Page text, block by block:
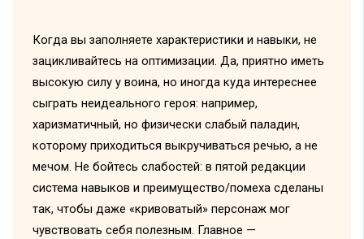
Когда вы заполняете характеристики и навыки, не
зацикливайтесь на оптимизации. Да, приятно иметь
высокую силу у воина, но иногда куда интереснее
сыграть неидеального героя: например,
харизматичный, но физически слабый паладин,
которому приходиться выкручиваться речью, а не
мечом. Не бойтесь слабостей: в пятой редакции
система навыков и преимущество/помеха сделаны
так, чтобы даже «кривоватый» персонаж мог
чувствовать себя полезным. Главное —